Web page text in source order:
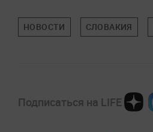
НОВОСТИ СЛОВАКИЯ
Подписаться на LIFE